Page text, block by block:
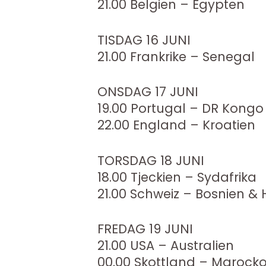
21.00 Belgien – Egypten
TISDAG 16 JUNI
21.00 Frankrike – Senegal
ONSDAG 17 JUNI
19.00 Portugal – DR Kongo
22.00 England – Kroatien
TORSDAG 18 JUNI
18.00 Tjeckien – Sydafrika
21.00 Schweiz – Bosnien
FREDAG 19 JUNI
21.00 USA – Australien
00.00 Skottland – Marocko